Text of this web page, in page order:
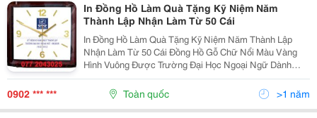
In Đồng Hồ Làm Quà Tặng Kỹ Niệm Năm
Thành Lập Nhận Làm Từ 50 Cái
In Đồng Hồ Làm Quà Tặng Kỹ Niệm Năm Thành Lập
Nhận Làm Từ 50 Cái Đồng Hồ Gỗ Chữ Nổi Màu Vàng
Hình Vuông Được Trường Đại Học Ngoại Ngữ Dành
Làm Quà Tặng Cho Quý Khách Mời Nhân Kỷ Niệm 60
Năm Ngày Thành Lập Nhận Sản Xuất Đồng Hồ Gỗ Theo
Yêu Cầu...
0902 *** *** Toàn quốc >1 năm